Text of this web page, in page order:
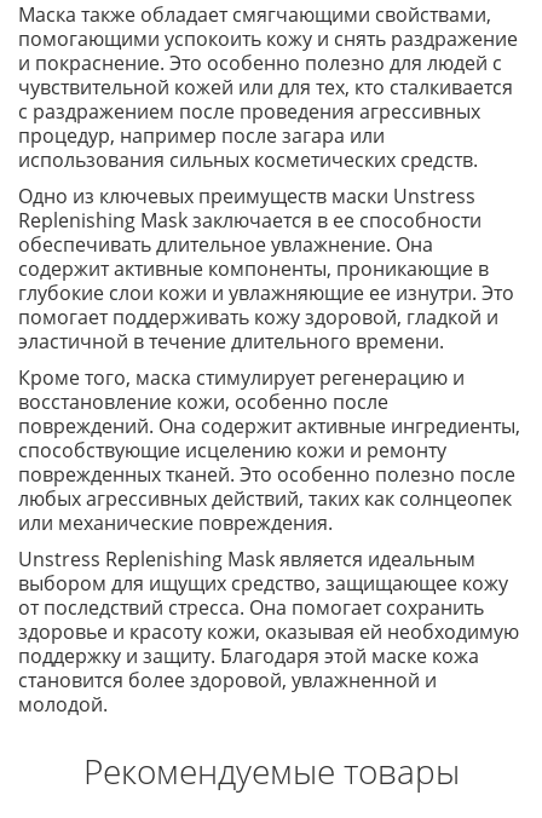
Маска также обладает смягчающими свойствами,
помогающими успокоить кожу и снять раздражение
и покраснение. Это особенно полезно для людей с
чувствительной кожей или для тех, кто сталкивается
с раздражением после проведения агрессивных
процедур, например после загара или
использования сильных косметических средств.
Одно из ключевых преимуществ маски Unstress
Replenishing Mask заключается в ее способности
обеспечивать длительное увлажнение. Она
содержит активные компоненты, проникающие в
глубокие слои кожи и увлажняющие ее изнутри. Это
помогает поддерживать кожу здоровой, гладкой и
эластичной в течение длительного времени.
Кроме того, маска стимулирует регенерацию и
восстановление кожи, особенно после
повреждений. Она содержит активные ингредиенты,
способствующие исцелению кожи и ремонту
поврежденных тканей. Это особенно полезно после
любых агрессивных действий, таких как солнцеопек
или механические повреждения.
Unstress Replenishing Mask является идеальным
выбором для ищущих средство, защищающее кожу
от последствий стресса. Она помогает сохранить
здоровье и красоту кожи, оказывая ей необходимую
поддержку и защиту. Благодаря этой маске кожа
становится более здоровой, увлажненной и
молодой.
Рекомендуемые товары